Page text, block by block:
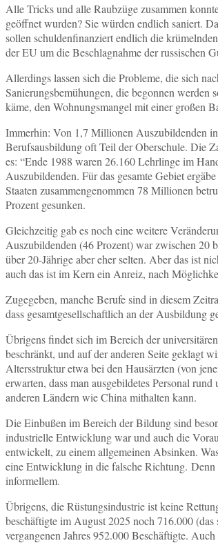
Alle Tricks und alle Raubzüge zusammen
geöffnet wurden? Sie würden endlich saniert.
sollen schuldenfinanziert endlich die
der EU um die Beschlagnahme der russischen
Allerdings lassen sich die Probleme, die sich
Sanierungsbemühungen, die begonnen werden
käme, den Wohnungsmangel mit einer großen
Immerhin: Von 1,7 Millionen Auszubildenden
Berufsausbildung oft Teil der Oberschule. Die
es: “Ende 1988 waren 26.160 Lehrlinge im
Auszubildenden. Für das gesamte Gebiet
Staaten zusammengenommen 78 Millionen
Prozent gesunken.
Gleichzeitig gab es noch eine weitere
Auszubildenden (46 Prozent) war zwischen 20
über 20-Jährige aber eher selten. Aber das ist
auch das ist im Kern ein Anreiz, nach
Zugegeben, manche Berufe sind in diesem
dass gesamtgesellschaftlich an der Ausbildung
Übrigens findet sich im Bereich der
beschränkt, und auf der anderen Seite geklagt
Altersstruktur etwa bei den Hausärzten (von
erwarten, dass man ausgebildetes Personal
anderen Ländern wie China mithalten kann.
Die Einbußen im Bereich der Bildung sind
industrielle Entwicklung war und auch die
entwickelt, zu einem allgemeinen Absinken.
eine Entwicklung in die falsche Richtung. Denn
informellem.
Übrigens, die Rüstungsindustrie ist keine
beschäftigte im August 2025 noch 716.000
vergangenen Jahres 952.000 Beschäftigte.